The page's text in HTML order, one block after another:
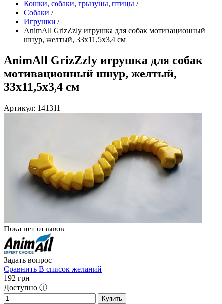
Кошки, собаки, грызуны, птицы /
Собаки /
Игрушки /
AnimAll GrizZzly игрушка для собак мотивационный
шнур, желтый, 33х11,5х3,4 см
AnimAll GrizZzly игрушка для собак
мотивационный шнур, желтый,
33х11,5х3,4 см
Артикул: 141311
Пока нет отзывов
Задать вопрос
Сравнить В список желаний
192 грн
Доступно ⓘ
Купить